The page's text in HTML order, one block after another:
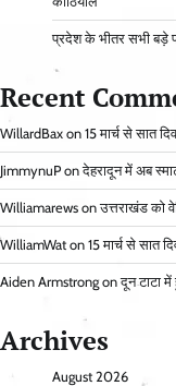
प्रदेश के भीतर सभी बड़े
Recent
WillardBax on 15 मार्च से सात
JimmynuP onदेहरादून में अब
Williamarews onउत्तराखंड को
WilliamWat on 15 मार्च से सात
Aiden Armstrong onदून टाटा
Archives
August 2026